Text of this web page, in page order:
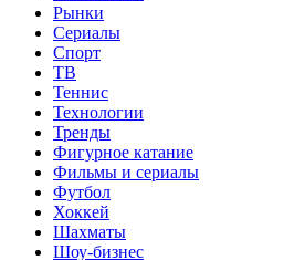
Рынки
Сериалы
Спорт
ТВ
Теннис
Технологии
Тренды
Фигурное катание
Фильмы и сериалы
Футбол
Хоккей
Шахматы
Шоу-бизнес